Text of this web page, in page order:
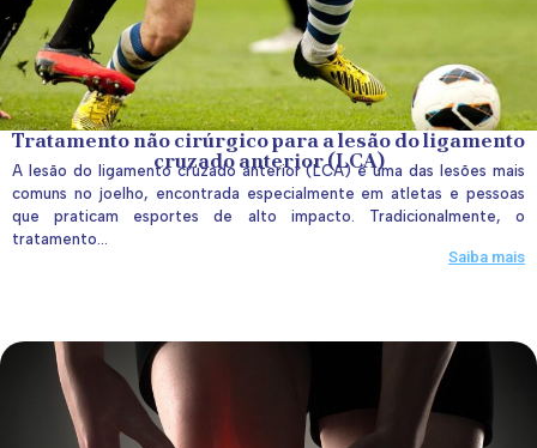
Tratamento não cirúrgico para a lesão do ligamento
cruzado anterior (LCA)
A lesão do ligamento cruzado anterior (LCA) é uma das lesões mais
comuns no joelho, encontrada especialmente em atletas e pessoas
que praticam esportes de alto impacto. Tradicionalmente, o
tratamento...
Saiba mais